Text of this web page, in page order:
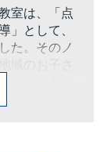
室は、「点
」として、
た。そのノ
域のお子さ
いただきた
スト・受験